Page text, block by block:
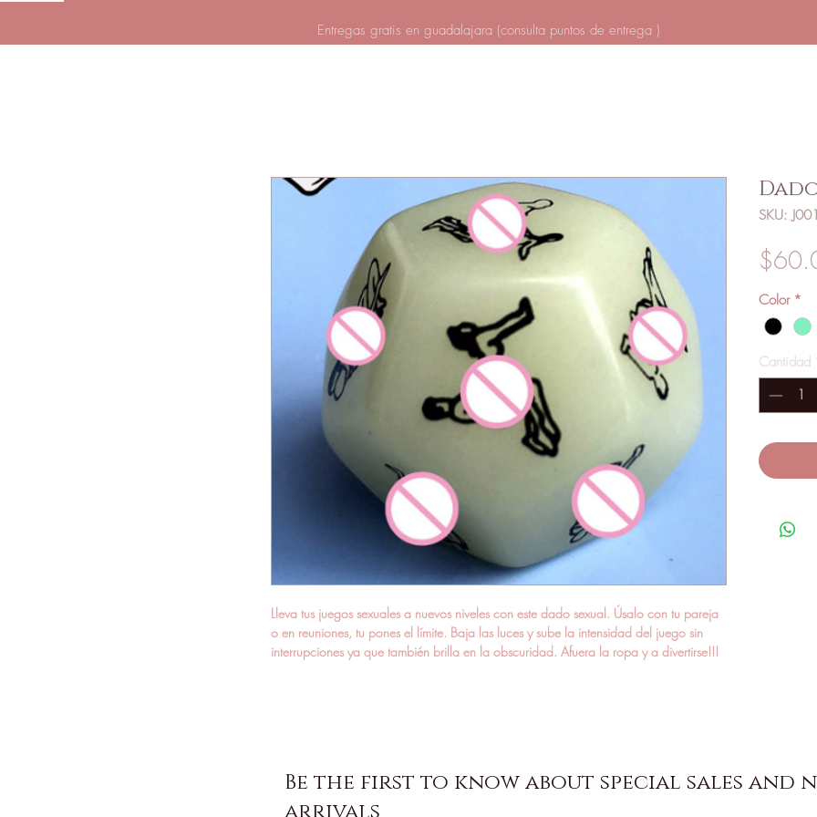
Entregas gratis en guadalajara (consulta puntos de entrega)
Lleva tus juegos sexuales a nuevos niveles con este dado sexual. Úsalo con tu pareja
o en reuniones, tu pones el límite. Baja las luces y sube la intensidad del juego sin
interrupciones ya que también brilla en la obscuridad. Afuera la ropa y a divertirse!!!
SKU: J001
Color *
Cantidad
Be the first to know about special sales and